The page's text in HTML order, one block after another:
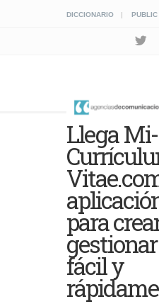
DICCIONARIO PUBLIC
Llega Mi-
para
fácil y